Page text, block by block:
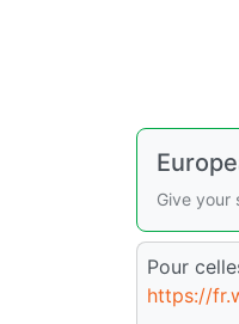
Give your
Pour
https://